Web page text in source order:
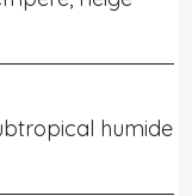
humide